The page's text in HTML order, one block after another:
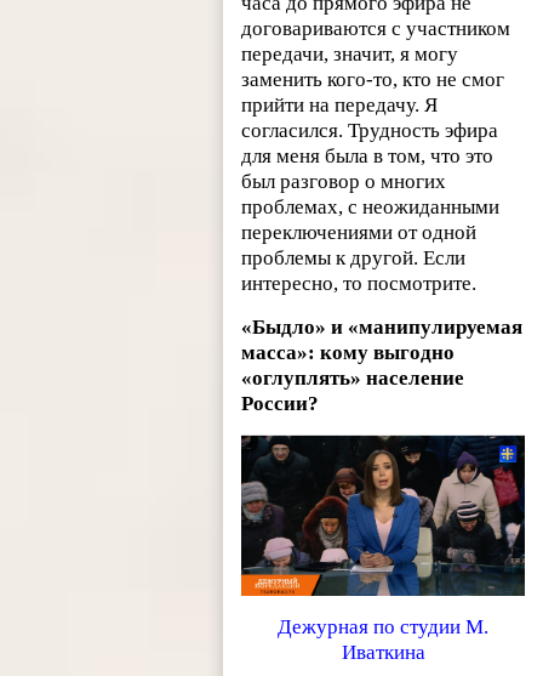
договариваются с участником
передачи, значит, я могу
заменить кого-то, кто не смог
прийти на передачу. Я
согласился. Трудность эфира
для меня была в том, что это
был разговор о многих
проблемах, с неожиданными
переключениями от одной
проблемы к другой. Если
интересно, то посмотрите.
«Быдло» и «манипулируемая
масса»: кому выгодно
«оглуплять» население
России?
Дежурная по студии М.
Иваткина